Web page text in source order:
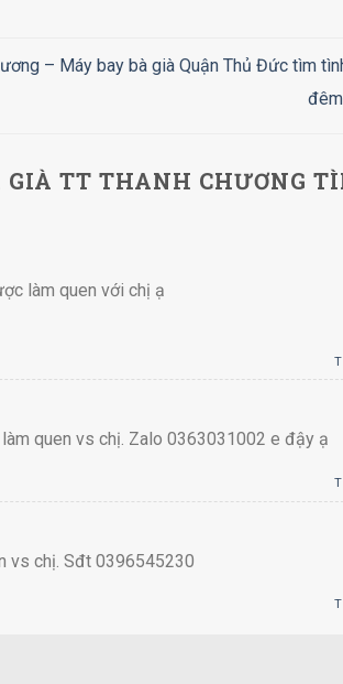
– Máy bay bà già Quận Thủ Đức tìm
đêm
TT THANH CHƯƠNG
làm quen với chị ạ
quen vs chị. Zalo 0363031002 e đậy ạ
vs chị. Sđt 0396545230